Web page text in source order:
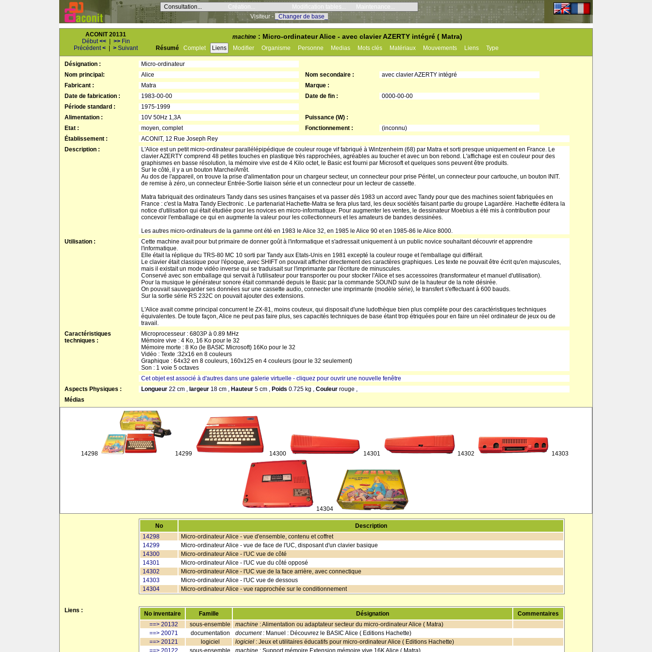
Consultation... Création... Modification tables...
Maintenance...
Visiteur -
_Changer de base_
ACONIT 20131
Début<< >>Fin
Précédent< > Suivant
machine : Micro-ordinateur Alice - avec clavier AZERTY intégré ( Matra)
Résumé Complet Liens Modifier Organisme Personne Medias Mots clés Matériaux Mouvements Liens Type
Désignation :
Micro-ordinateur
Nom principal:
Alice Nom secondaire :
avec clavier AZERTY intégré
Fabricant :
Matra
Marque :
Date de fabrication :
1983-00-00 Date de fin :
0000-00-00
Période standard :
1975-1999
Alimentation :
10V 50Hz 1,3A
Puissance (W) :
Etat :
moyen, complet Fonctionnement :
(inconnu)
Établissement :
ACONIT, 12 Rue Joseph Rey
Description :
L'Alice est un petit micro-ordinateur parallélépipédique de couleur rouge vif fabriqué à Wintzenheim (68) par Matra et sorti presque uniquement en France. Le
clavier AZERTY comprend 48 petites touches en plastique très rapprochées, agréables au toucher et avec un bon rebond. L'affichage est en couleur pour des
graphismes en basse résolution, la mémoire vive est de 4 Kilo octet, le Basic est fourni par Microsoft et quelques sons peuvent être produits.
Sur le côté, il y a un bouton Marche/Arrêt.
Au dos de l'appareil, on trouve la prise d'alimentation pour un chargeur secteur, un connecteur pour prise Péritel, un connecteur pour cartouche, un bouton INIT.
de remise à zéro, un connecteur Entrée-Sortie liaison série et un connecteur pour un lecteur de cassette.
Matra fabriquait des ordinateurs Tandy dans ses usines françaises et va passer dès 1983 un accord avec Tandy pour que des machines soient fabriquées en
France : c'est la Matra Tandy Electronic . Le partenariat Hachette-Matra se fera plus tard, les deux sociétés faisant partie du groupe Lagardère. Hachette éditera la
notice d'utilisation qui était étudiée pour les novices en micro-informatique. Pour augmenter les ventes, le dessinateur Moebius a été mis à contribution pour
concevoir l'emballage ce qui en augmente la valeur pour les collectionneurs et les amateurs de bandes dessinées.
Les autres micro-ordinateurs de la gamme ont été en 1983 le Alice 32, en 1985 le Alice 90 et en 1985-86 le Alice 8000.
Utilisation :
Cette machine avait pour but primaire de donner goût à l'informatique et s'adressait uniquement à un public novice souhaitant découvrir et apprendre
l'informatique.
Elle était la réplique du TRS-80 MC 10 sorti par Tandy aux Etats-Unis en 1981 excepté la couleur rouge et l'emballage qui différait.
Le clavier était classique pour l'époque, avec SHIFT on pouvait afficher directement des caractères graphiques. Les texte ne pouvait être écrit qu'en majuscules,
mais il existait un mode vidéo inverse qui se traduisait sur l'imprimante par l'écriture de minuscules.
Conservé avec son emballage qui servait à l'utilisateur pour transporter ou pour stocker l'Alice et ses accessoires (transformateur et manuel d'utilisation).
Pour la musique le générateur sonore était commandé depuis le Basic par la commande SOUND suivi de la hauteur de la note désirée.
On pouvait sauvegarder ses données sur une cassette audio, connecter une imprimante (modèle série), le transfert s'effectuant à 600 bauds.
Sur la sortie série RS 232C on pouvait ajouter des extensions.
L'Alice avait comme principal concurrent le ZX-81, moins couteux, qui disposait d'une ludothèque bien plus complète pour des caractéristiques techniques
équivalentes. De toute façon, Alice ne peut pas faire plus, ses capacités techniques de base étant trop étriquées pour en faire un réel ordinateur de jeux ou de
travail.
Caractéristiques
techniques :
Microprocesseur : 6803P à 0.89 MHz
Mémoire vive : 4 Ko, 16 Ko pour le 32
Mémoire morte : 8 Ko (le BASIC Microsoft) 16Ko pour le 32
Vidéo : Texte :32x16 en 8 couleurs
Graphique : 64x32 en 8 couleurs, 160x125 en 4 couleurs (pour le 32 seulement)
Son : 1 voie 5 octaves
Cet objet est associé à d'autres dans une galerie virtuelle - cliquez pour ouvrir une nouvelle fenêtre
Aspects Physiques :
Longueur 22 cm , largeur 18 cm , Hauteur 5 cm , Poids 0.725 kg , Couleur rouge ,
Médias
14298 14299 14300 14301 14302 14303
14304
No
Description
14298
Micro-ordinateur Alice - vue d'ensemble, contenu et coffret
14299
Micro-ordinateur Alice - vue de face de l'UC, disposant d'un clavier basique
14300
Micro-ordinateur Alice - l'UC vue de côté
14301
Micro-ordinateur Alice - l'UC vue du côté opposé
14302
Micro-ordinateur Alice - l'UC vue de la face arrière, avec connectique
14303
Micro-ordinateur Alice - l'UC vue de dessous
14304
Micro-ordinateur Alice - vue rapprochée sur le conditionnement
Liens : No inventaire Famille Désignation
Commentaires
==> 20132
sous-ensemble machine : Alimentation ou adaptateur secteur du micro-ordinateur Alice ( Matra)
==> 20071
documentation document: Manuel : Découvrez le BASIC Alice ( Editions Hachette)
==> 20121
logiciel logiciel : Jeux et utilitaires éducatifs pour micro-ordinateur Alice ( Editions Hachette)
==> 20122
sous-ensemble machine : Support mémoire Extension mémoire vive 16K Alice ( Matra)